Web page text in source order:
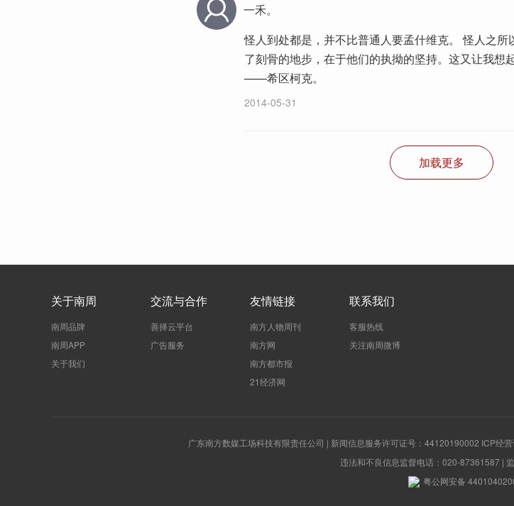
一禾。
怪人到处都是，并不比普通人要孟什维克。 怪人之
了刻骨的地步，在于他们的执拗的坚持。这又让我
——希区柯克。
2014-05-31
加载更多
关于南周
南周品牌
南周APP
关于我们
交流与合作
善择云平台
广告服务
友情链接
南方人物周刊
南方网
南方都市报
21经济网
联系我们
客服热线
关注南周微博
广东南方数媒工场科技有限责任公司 | 新闻信息服务许可证号：44120190002 ICP经
违法和不良信息监督电话：020-87361587 |
粤公网安备